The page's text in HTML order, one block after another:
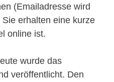
(Emailadresse wird
erhalten eine kurze
online ist.
wurde das
veröffentlicht. Den